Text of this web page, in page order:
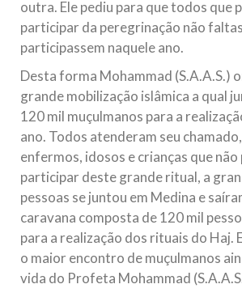
outra. Ele pediu para que todos que
participar da peregrinação não
participassem naquele ano.
Desta forma Mohammad (S.A.A.S.)
grande mobilização islâmica a qual
120 mil muçulmanos para a
ano. Todos atenderam seu
enfermos, idosos e crianças que não
participar deste grande ritual, a
pessoas se juntou em Medina e
caravana composta de 120 mil
para a realização dos rituais do Haj.
o maior encontro de muçulmanos
vida do Profeta Mohammad